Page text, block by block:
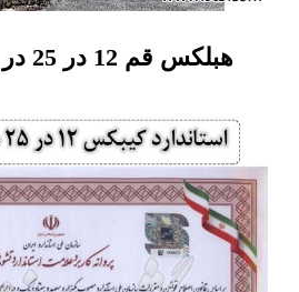
هبلکس قم 12 در 25 در 60 سانتی‌متر